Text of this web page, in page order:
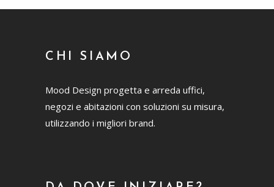
CHI SIAMO
Mood Design progetta e arreda uffici,
negozi e abitazioni con soluzioni su misura,
utilizzando i migliori brand.